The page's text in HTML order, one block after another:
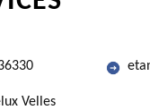
Velles